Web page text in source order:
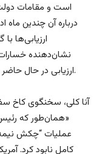
است و مقامات دولت
درباره آن چندین
ارزیابی‌ها
نشان‌دهنده
ارزیابی در حال حاضر دیدگاه رسمی دولت درباره تأثیر حملات است.
آنا کلی، سخنگوی کاخ
«همان‌طور که
عملیات “چکش
کامل نابود کرد.